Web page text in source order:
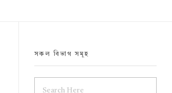
সকল বিভাগ সমূহ